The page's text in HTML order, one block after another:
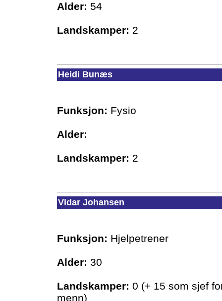
Alder: 54
Landskamper: 2
Heidi Bunæs
Funksjon: Fysio
Alder:
Landskamper: 2
Vidar Johansen
Funksjon: Hjelpetrener
Alder: 30
Landskamper: 0 (+ 15 som sjef
menn)